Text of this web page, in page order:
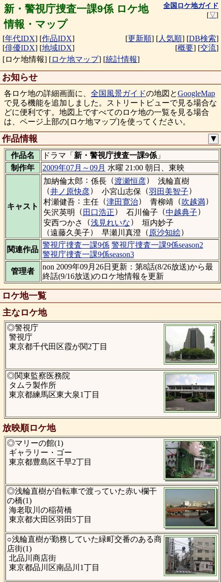
新・警視庁捜査一課9係 ロケ地
情報・マップ
全国ロケ地ガイド
[▽]
[年代IDX] [作品IDX]
[俳優IDX] [地域IDX]
[更新順] [人気順] [DB検索]
[概要] [交流]
[ロケ地情報] [ロケ地マップ] [統計情報]
お知らせ
各ロケ地の詳細画面に、 全国風景ガイドの地図とGoogleMap
で見る機能を追加しました。ストリートビューで見る場合な
どに便利です。地図上ですべてのロケ地の一覧を見る場合
は、ページ上部の[ロケ地マップ]を使ってください。
作品情報 ▼
作品名 ドラマ「 新・警視庁捜査一課9係」
制作年
2009年07月～09月 水曜 21:00 朝日、東映
キャスト
加納倫太郎 ： 係長（渡瀬恒彦）
浅輪直樹
（井ノ原快彦） 小宮山志保 （羽田美智子）
村瀬健吾： 主任（津田寛治） 青柳靖（吹越満）
矢沢英明 （ 田口浩正） 石川倫子 （中越典子）
安西つかさ
（浅見れいな）
垣内妙子
（遠藤久美子） 早瀬川真澄 （ 原沙知絵）
関連作品
警視庁捜査一課9係 警視庁捜査一課9係season2
警視庁捜査一課9係season3
管理者
non 2009年09月26日更新：第8話(8/26放送)から最
終話(9/16放送)のロケ地情報を更新
ロケ地一覧
主なロケ地
◎警視庁
警視庁
東京都千代田区霞が関2丁目
◎関東監察医務院
タムラ製作所
東京都練馬区東大泉1丁目
放映順ロケ地
◎マリーの館(1)
ギャラリー・ゴー
東京都豊島区千早2丁目
◎浅輪直樹が自転車で渡っていた赤い欄干
の橋(1)
海老取川の稲荷橋
東京都大田区羽田5丁目
○浅輪直樹が勤務していた緑町交番のある商
店街(1)
北品川商店街
東京都品川区南品川1丁目